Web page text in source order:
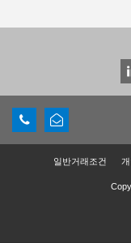
일반거래조건